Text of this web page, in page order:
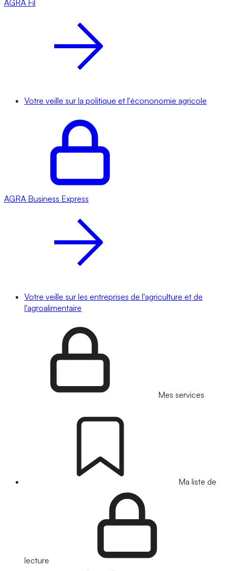
AGRA Fil
Votre veille sur la politique et l'écononomie agricole
AGRA Business Express
Votre veille sur les entreprises de l'agriculture et de
l'agroalimentaire
Mes services
Ma liste de
lecture